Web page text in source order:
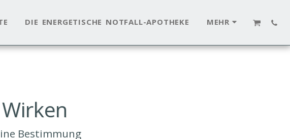
DIE ENERGETISCHE NOTFALL-APOTHEKE MEHR
Bestimmung